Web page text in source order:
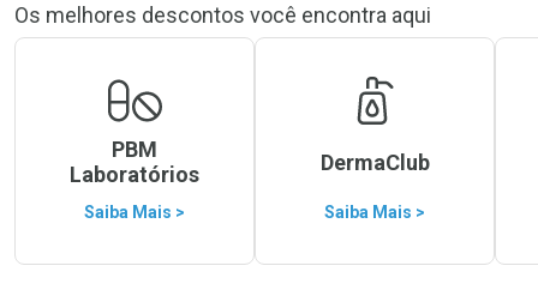
Os melhores descontos você encontra aqui
PBM
Laboratórios
Saiba Mais >
DermaClub
Saiba Mais >